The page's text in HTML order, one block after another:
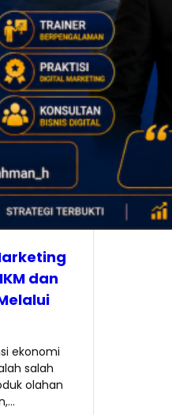
dan
ekonomi
salah
olahan